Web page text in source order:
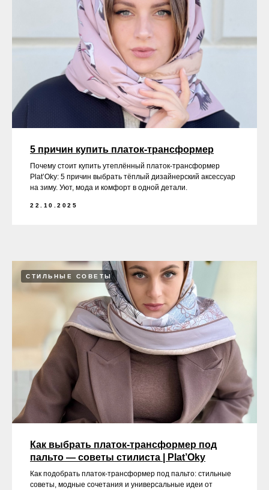
5 причин купить платок-трансформер
Почему стоит купить утеплённый платок-трансформер
Plat’Oky: 5 причин выбрать тёплый дизайнерский аксессуар
на зиму. Уют, мода и комфорт в одной детали.
22.10.2025
СТИЛЬНЫЕ СОВЕТЫ
Как выбрать платок-трансформер под
пальто — советы стилиста | Plat’Oky
Как подобрать платок-трансформер под пальто: стильные
советы, модные сочетания и универсальные идеи от